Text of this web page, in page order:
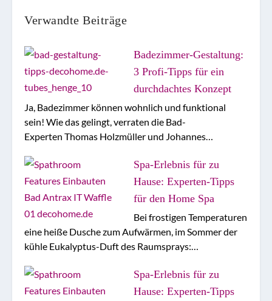
Verwandte Beiträge
Badezimmer-Gestaltung:
3 Profi-Tipps für ein
durchdachtes Konzept
Ja, Badezimmer können wohnlich und funktional
sein! Wie das gelingt, verraten die Bad-
Experten Thomas Holzmüller und Johannes…
Spa-Erlebnis für zu
Hause: Experten-Tipps
für den Home Spa
Bei frostigen Temperaturen
eine heiße Dusche zum Aufwärmen, im Sommer der
kühle Eukalyptus-Duft des Raumsprays:…
Spa-Erlebnis für zu
Hause: Experten-Tipps